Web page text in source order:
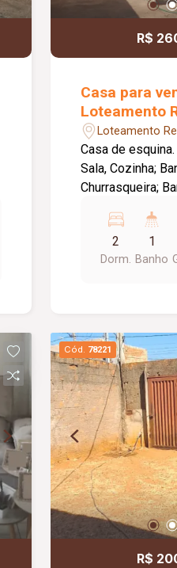
R$
Casa para
Loteamento
Pequis
Loteamento
Uberlândia/MG
Casa de
Sala, Cozinha;
Churrasqueira;
2
Dorm.
1
Banho
Cód. 78221
R$